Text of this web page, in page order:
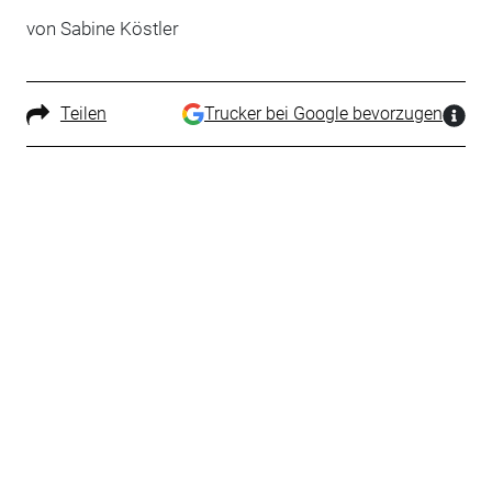
von Sabine Köstler
Teilen Trucker bei Google bevorzugen